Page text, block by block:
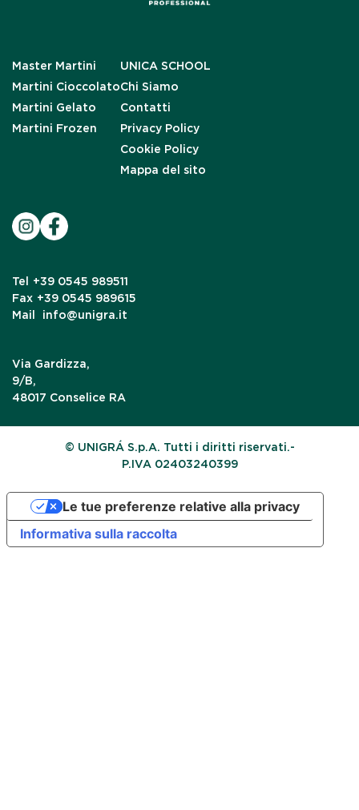
Master Martini
Martini Cioccolato
Martini Gelato
Martini Frozen
UNICA SCHOOL
Chi Siamo
Contatti
Privacy Policy
Cookie Policy
Mappa del sito
Tel
+39 0545 989511
Fax +39 0545 989615
Mail
info@unigra.it
Via Gardizza,
9/B,
48017 Conselice RA
© UNIGRÁ S.p.A. Tutti i diritti riservati.-
P.IVA 02403240399
Informativa sulla raccolta
Le tue preferenze relative alla privacy